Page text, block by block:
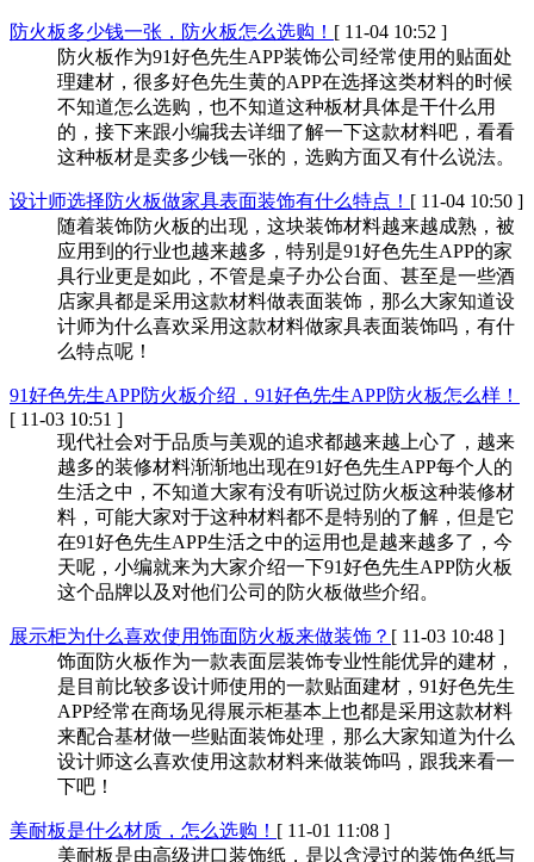
防火板多少钱一张，防火板怎么选购！ [ 11-04 10:52 ]
防火板作为91好色先生APP装饰公司经常使用的贴面处
理建材，很多好色先生黄的APP在选择这类材料的时候
不知道怎么选购，也不知道这种板材具体是干什么用
的，接下来跟小编我去详细了解一下这款材料吧，看看
这种板材是卖多少钱一张的，选购方面又有什么说法。
设计师选择防火板做家具表面装饰有什么特点！ [ 11-04 10:50 ]
随着装饰防火板的出现，这块装饰材料越来越成熟，被
应用到的行业也越来越多，特别是91好色先生APP的家
具行业更是如此，不管是桌子办公台面、甚至是一些酒
店家具都是采用这款材料做表面装饰，那么大家知道设
计师为什么喜欢采用这款材料做家具表面装饰吗，有什
么特点呢！
91好色先生APP防火板介绍，91好色先生APP防火板怎么样！
[ 11-03 10:51 ]
现代社会对于品质与美观的追求都越来越上心了，越来
越多的装修材料渐渐地出现在91好色先生APP每个人的
生活之中，不知道大家有没有听说过防火板这种装修材
料，可能大家对于这种材料都不是特别的了解，但是它
在91好色先生APP生活之中的运用也是越来越多了，今
天呢，小编就来为大家介绍一下91好色先生APP防火板
这个品牌以及对他们公司的防火板做些介绍。
展示柜为什么喜欢使用饰面防火板来做装饰？ [ 11-03 10:48 ]
饰面防火板作为一款表面层装饰专业性能优异的建材，
是目前比较多设计师使用的一款贴面建材，91好色先生
APP经常在商场见得展示柜基本上也都是采用这款材料
来配合基材做一些贴面装饰处理，那么大家知道为什么
设计师这么喜欢使用这款材料来做装饰吗，跟我来看一
下吧！
美耐板是什么材质，怎么选购！ [ 11-01 11:08 ]
美耐板是由高级进口装饰纸，是以含浸过的装饰色纸与